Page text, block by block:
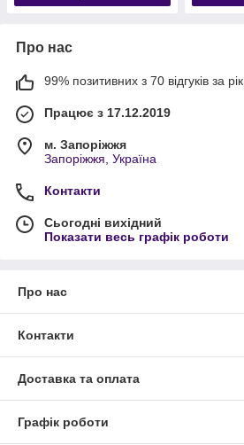
Про нас
99% позитивних з 70 відгуків за рік
Працює з 17.12.2019
м. Запоріжжя
Запоріжжя, Україна
Контакти
Сьогодні вихідний
Показати весь графік роботи
Про нас
Контакти
Доставка та оплата
Графік роботи